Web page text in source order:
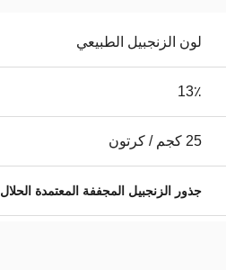
لون الزنجبيل الطبيعي
13٪
25 كجم / كرتون
جذور الزنجبيل المجففة المعتمدة الحلال